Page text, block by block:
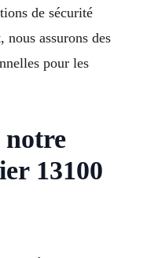
de sécurité
nous assurons des
pour les
13100